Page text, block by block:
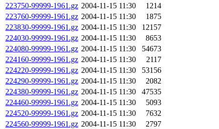
223750-99999-1961.gz 2004-11-15 11:30
1214
223760-99999-1961.gz 2004-11-15 11:30
1875
223830-99999-1961.gz 2004-11-15 11:30
12157
224030-99999-1961.gz 2004-11-15 11:30
8653
224080-99999-1961.gz 2004-11-15 11:30
54673
224160-99999-1961.gz 2004-11-15 11:30
2117
224220-99999-1961.gz 2004-11-15 11:30
53156
224290-99999-1961.gz 2004-11-15 11:30
2082
224380-99999-1961.gz 2004-11-15 11:30
47535
224460-99999-1961.gz 2004-11-15 11:30
5093
224520-99999-1961.gz 2004-11-15 11:30
7632
224560-99999-1961.gz 2004-11-15 11:30
2797